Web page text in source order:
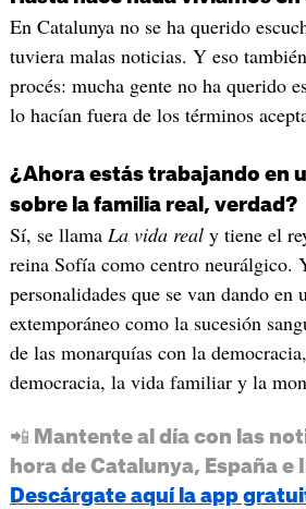
En Catalunya no se ha querido
tuviera malas noticias. Y eso
procés: mucha gente no ha querido
lo hacían fuera de los términos
¿Ahora estás trabajando en
sobre la familia real, verdad?
Sí, se llama La vida realy tiene el
reina Sofía como centro neurálgico.
personalidades que se van dando
extemporáneo como la sucesión
de las monarquías con la
democracia, la vida familiar y la
📲 Mantente al día con las
hora de Catalunya, España
Descárgate aquí la app